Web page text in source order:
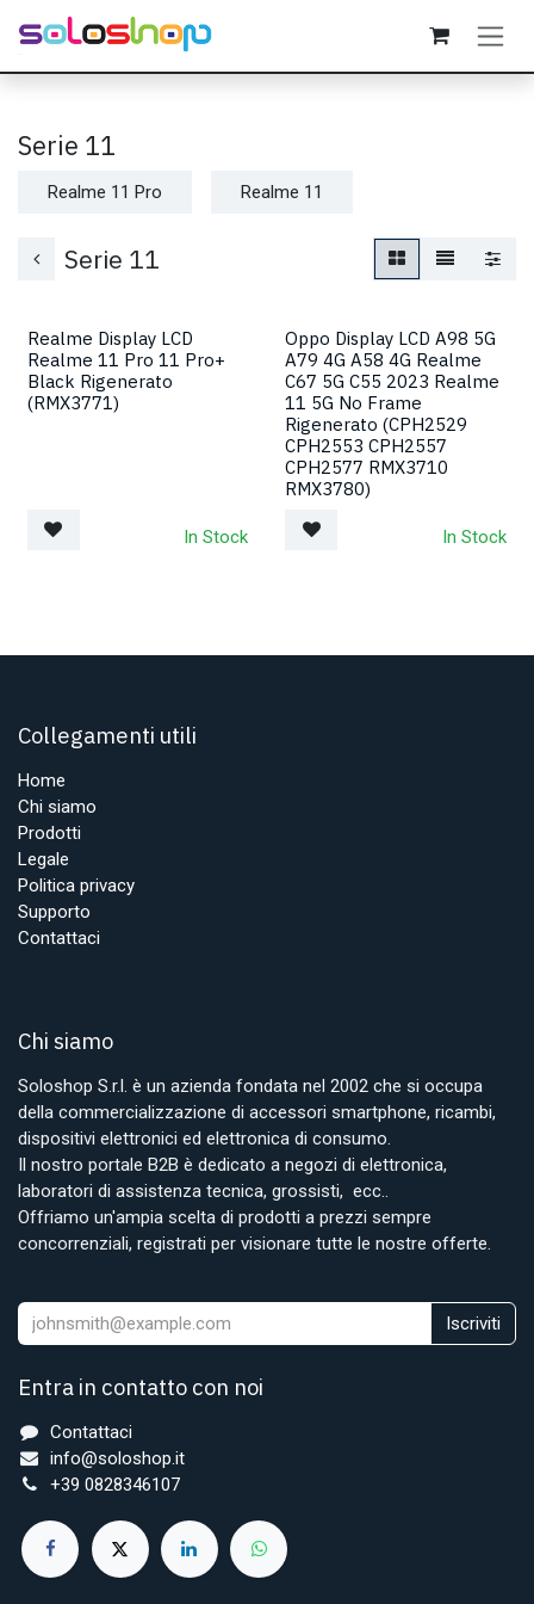
Passa al contenuto
Serie 11
Realme 11 Pro Realme 11
Serie 11
Realme Display LCD
Realme 11 Pro 11 Pro+
Black Rigenerato
(RMX3771)
In Stock
Oppo Display LCD A98 5G
A79 4G A58 4G Realme
C67 5G C55 2023 Realme
11 5G No Frame
Rigenerato (CPH2529
CPH2553 CPH2557
CPH2577 RMX3710
RMX3780)
In Stock
Collegamenti utili
Home
Chi siamo
Prodotti
Legale
Politica privacy
Supporto
Contattaci
Chi siamo
Soloshop S.r.l. è un azienda fondata nel 2002 che si occupa
della commercializzazione di accessori smartphone, ricambi,
dispositivi elettronici ed elettronica di consumo.
Il nostro portale B2B è dedicato a negozi di elettronica,
laboratori di assistenza tecnica, grossisti, ecc..
Offriamo un'ampia scelta di prodotti a prezzi sempre
concorrenziali, registrati per visionare tutte le nostre offerte.
Iscriviti
Entra in contatto con noi
Contattaci
info@soloshop.it
+39 0828346107